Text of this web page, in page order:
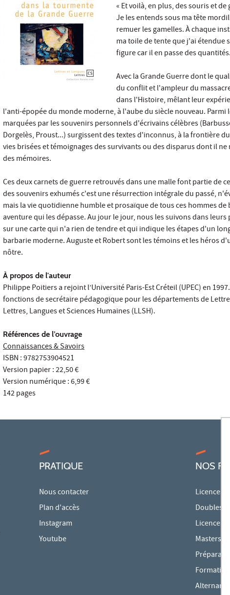
« Et voilà, en plus, des souris et
Je les entends sous ma tête
remuer les gamelles. À chaque
ma toile de tente que j'ai étendue
figure car il en passe des
Avec la Grande Guerre dont le
du conflit et l'ampleur du
dans l'Histoire, mêlant leur
l'anti-épopée du monde moderne, à l'aube du siècle nouveau.
marquées par les souvenirs personnels d'écrivains célèbres
Dorgelès, Proust...) surgissent des textes d'inconnus, à la frontière
vies brisées et témoignages des survivants ou des disparus dont il
des mémoires.
Ces deux carnets de guerre retrouvés dans une malle font partie de
des souvenirs exhumés c'est une résurrection intégrale du passé,
mais la vie quotidienne humble et prosaïque de tous ces hommes
aventure qui les dépasse. Au jour le jour, nous les suivons dans
sur une carte qui n'a rien de tendre et qui indique les étapes d'un
barbarie moderne. Auguste et Robert sont les témoins et les héros
nôtre.
À propos de l'auteur
Philippe Poitiers a rejoint l’Université Paris-Est Créteil (UPEC) en
fonctions de secrétaire pédagogique pour les départements de
Lettres, Langues et Sciences Humaines (LLSH).
Références de l’ouvrage
Connaissances & Savoirs
ISBN : 9782753904521
Version papier : 22,50 €
Version numérique : 6,99 €
142 pages
PRATIQUE
Nous contacter
Plan d'accès
Instagram
Youtube
NOS
Licences
Doubles
Licences
Masters
Alternance